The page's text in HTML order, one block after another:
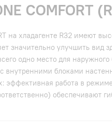
COMFORT
хладагенте R32 имеют
значительно улучшить вид
одно место для
блоками
работа в режиме
обеспечивают